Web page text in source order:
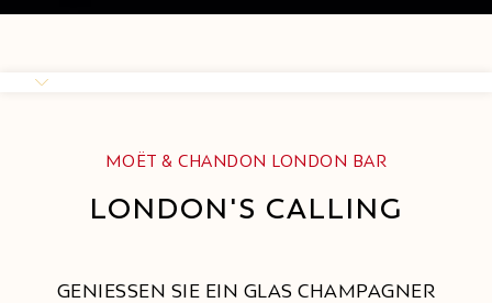
MOËT & CHANDON LONDON BAR
LONDON'S CALLING
GENIESSEN SIE EIN GLAS CHAMPAGNER